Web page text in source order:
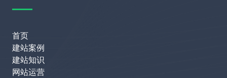
首页
建站案例
建站知识
网站运营